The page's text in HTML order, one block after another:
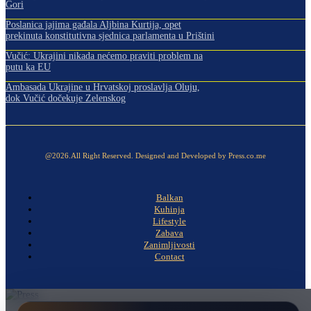
Gori
Poslanica jajima gađala Aljbina Kurtija, opet
prekinuta konstitutivna sjednica parlamenta u Prištini
Vučić: Ukrajini nikada nećemo praviti problem na
putu ka EU
Ambasada Ukrajine u Hrvatskoj proslavlja Oluju,
dok Vučić dočekuje Zelenskog
@2026.All Right Reserved. Designed and Developed by Press.co.me
Balkan
Kuhinja
Lifestyle
Zabava
Zanimljivosti
Contact